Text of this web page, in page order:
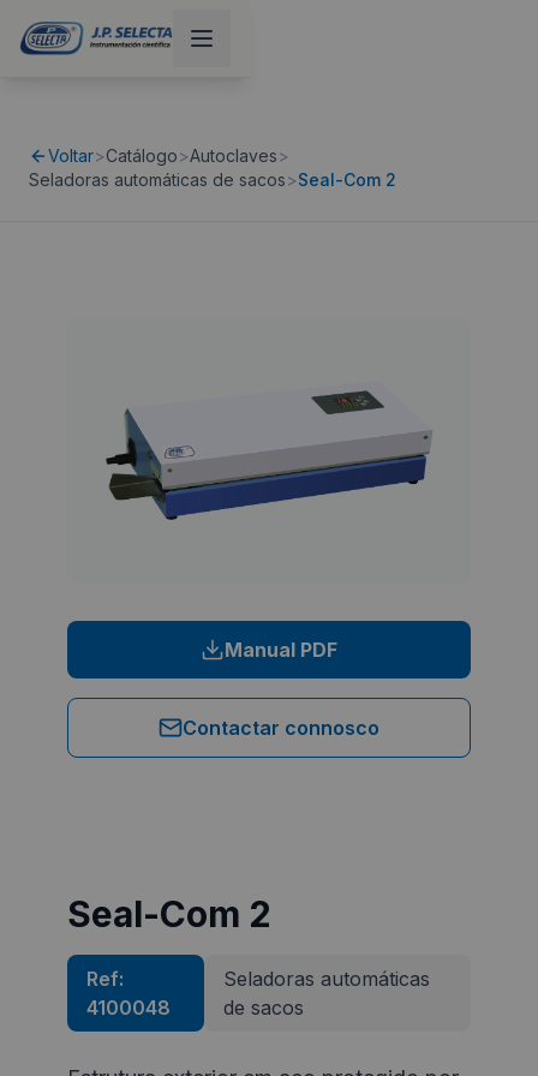
Voltar>Catálogo>Autoclaves>
Seladoras automáticas de sacos>Seal-Com 2
Manual PDF
Contactar connosco
Seal-Com 2
Ref:
4100048
Seladoras automáticas
de sacos